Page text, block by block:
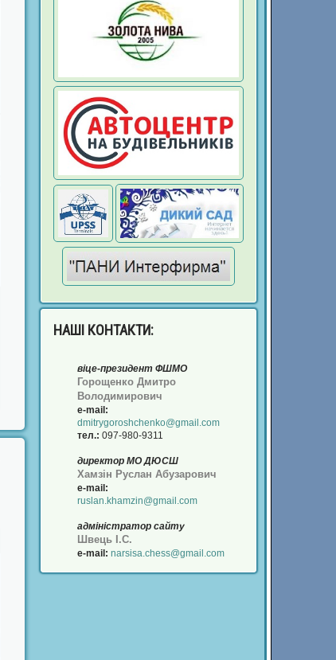
НАШІ КОНТАКТИ:
віце-президент ФШМО
Горощенко Дмитро
Володимирович
e-mail:
dmitrygoroshchenko@gmail.com
тел.: 097-980-9311
директор МО ДЮСШ
Хамзін Руслан Абузарович
e-mail:
ruslan.khamzin@gmail.com
адміністратор сайту
Швець І.С.
e-mail: narsisa.chess@gmail.com